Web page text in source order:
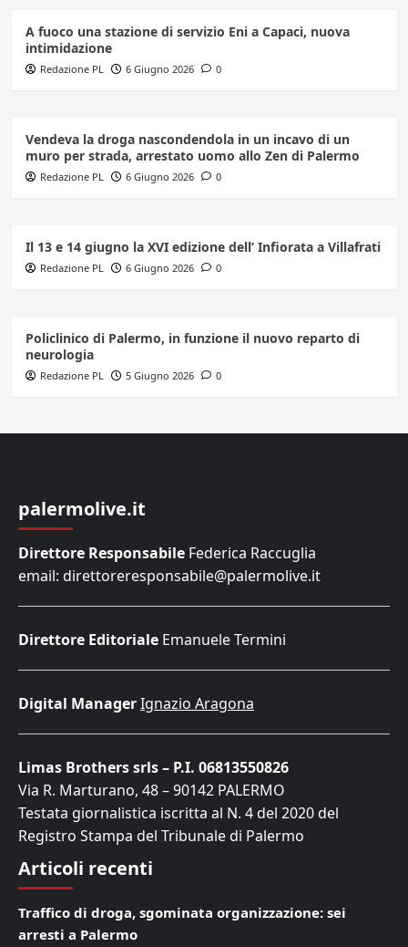
A fuoco una stazione di servizio Eni a Capaci, nuova
intimidazione
Redazione PL 6 Giugno 2026 0
Vendeva la droga nascondendola in un incavo di un
muro per strada, arrestato uomo allo Zen di Palermo
Redazione PL 6 Giugno 2026 0
Il 13 e 14 giugno la XVI edizione dell’ Infiorata a Villafrati
Redazione PL 6 Giugno 2026 0
Policlinico di Palermo, in funzione il nuovo reparto di
neurologia
Redazione PL 5 Giugno 2026 0
palermolive.it
Direttore Responsabile Federica Raccuglia
email: direttoreresponsabile@palermolive.it
Direttore Editoriale Emanuele Termini
Digital ManagerIgnazio Aragona
Limas Brothers srls – P.I. 06813550826
Via R. Marturano, 48 – 90142 PALERMO
Testata giornalistica iscritta al N. 4 del 2020 del
Registro Stampa del Tribunale di Palermo
Articoli recenti
Traffico di droga, sgominata organizzazione: sei
arresti a Palermo